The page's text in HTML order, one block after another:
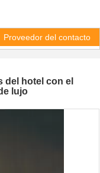
Proveedor del contacto
del hotel con el
lujo